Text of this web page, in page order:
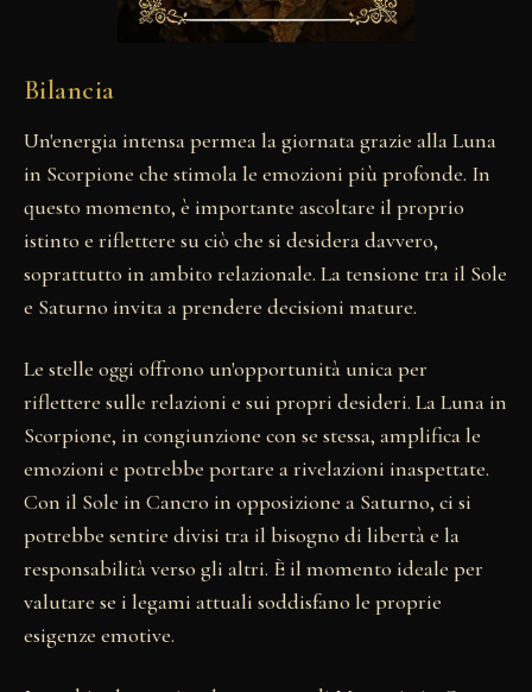
Bilancia
Un'energia intensa permea la giornata grazie alla Luna
in Scorpione che stimola le emozioni più profonde. In
questo momento, è importante ascoltare il proprio
istinto e riflettere su ciò che si desidera davvero,
soprattutto in ambito relazionale. La tensione tra il Sole
e Saturno invita a prendere decisioni mature.
Le stelle oggi offrono un'opportunità unica per
riflettere sulle relazioni e sui propri desideri. La Luna in
Scorpione, in congiunzione con se stessa, amplifica le
emozioni e potrebbe portare a rivelazioni inaspettate.
Con il Sole in Cancro in opposizione a Saturno, ci si
potrebbe sentire divisi tra il bisogno di libertà e la
responsabilità verso gli altri. È il momento ideale per
valutare se i legami attuali soddisfano le proprie
esigenze emotive.